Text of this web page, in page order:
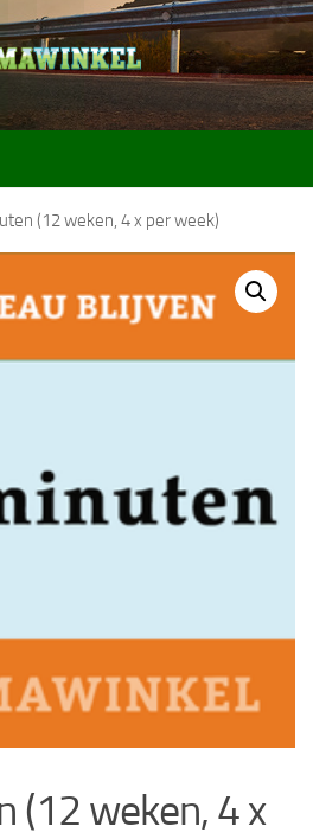
(12 weken, 4 x per week)
(12 weken, 4 x